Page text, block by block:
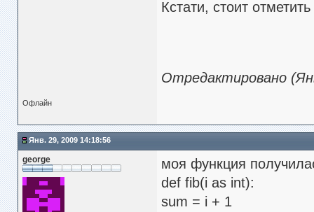
Кстати, стоит
Отредактировано
Офлайн
Янв. 29, 2009 14:18:56
george
моя функция
def fib(i as int):
sum = i + 1